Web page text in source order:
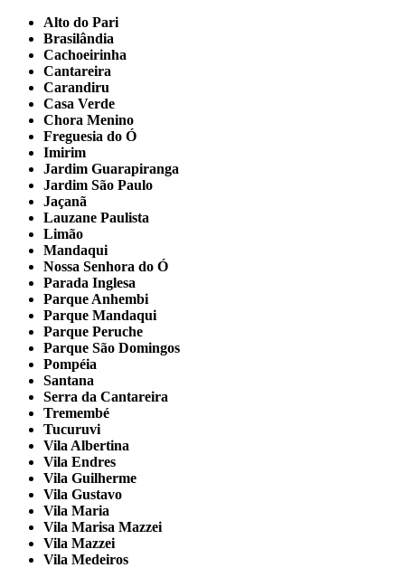
Alto do Pari
Brasilândia
Cachoeirinha
Cantareira
Carandiru
Casa Verde
Chora Menino
Freguesia do Ó
Imirim
Jardim Guarapiranga
Jardim São Paulo
Jaçanã
Lauzane Paulista
Limão
Mandaqui
Nossa Senhora do Ó
Parada Inglesa
Parque Anhembi
Parque Mandaqui
Parque Peruche
Parque São Domingos
Pompéia
Santana
Serra da Cantareira
Tremembé
Tucuruvi
Vila Albertina
Vila Endres
Vila Guilherme
Vila Gustavo
Vila Maria
Vila Marisa Mazzei
Vila Mazzei
Vila Medeiros